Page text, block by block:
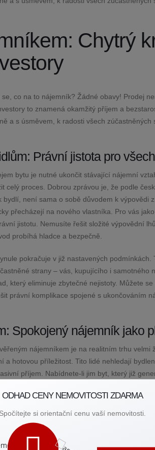
Chytrý
co na to nájemník? Žádné obavy! Prodej
to znamená okamžitý příjem a
a s úsměvem, k radosti všech zúčastněných
Právní jistota pro
bytu je nutné ukončit stávající nájemní
celý proces. Dobrou zprávou je, že podle
není sama o sobě důvodem k výpovědi
přecházejí na nového vlastníka. Pro vás
jistotu. Nemusíte řešit složité výpovědní
probíhá hladce a bezpečně.
pokračuje v již nastavených podmínkách.
strany – vás, kupujícího i samotného
který eliminuje zbytečné nejistoty. Můžete
právní komplikace spojené s ukončováním
Spokojený nájemník jako
nájemníkem je na realitním trhu velmi
a hotovou příležitost. Tito lidé nehledají
příjem. Nabídnete-li jim byt, který již
množství času a starostí. Jejich
prohlídky ani složitě hledat nájemce.
ztráty z neobsazenosti. Stabilní a
Může výrazně urychlit proces prodeje a
ODHAD CENY NEMOVITOSTI ZDARMA
Spočítejte si orientační cenu vaší nemovitosti.